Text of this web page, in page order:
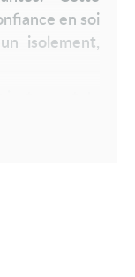
en soi
isolement,
la parole en
à tout un
potentiel
une